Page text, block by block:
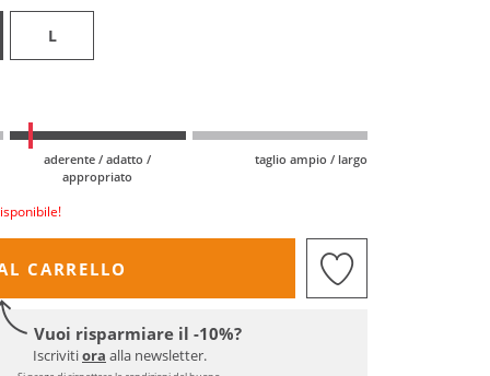
L
aderente / adatto /
appropriato
taglio ampio / largo
CARRELLO
Vuoi risparmiare il -10%?
Iscrivitiora alla newsletter.